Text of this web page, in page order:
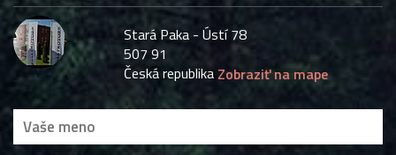
Stará Paka - Ústí 78
507 91
Česká republika Zobraziť na mape